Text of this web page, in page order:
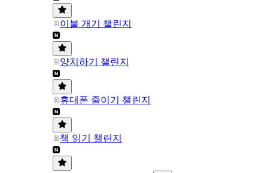
이불 개기 챌린지
양치하기 챌린지
휴대폰 줄이기 챌린지
책 읽기 챌린지